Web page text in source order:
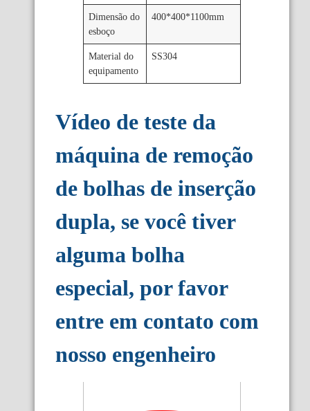
Dimensão do
esboço
400*400*1100mm
Material do
equipamento
SS304
Vídeo de teste da
máquina de remoção
de bolhas de inserção
dupla, se você tiver
alguma bolha
especial, por favor
entre em contato com
nosso engenheiro